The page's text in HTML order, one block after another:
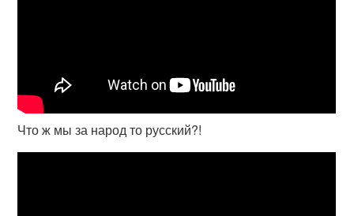
Что ж мы за народ то русский?!